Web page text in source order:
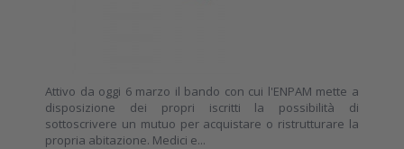
Attivo da oggi 6 marzo il bando con cui l'ENPAM mette a
disposizione dei propri iscritti la possibilità di
sottoscrivere un mutuo per acquistare o ristrutturare la
propria abitazione. Medici e...